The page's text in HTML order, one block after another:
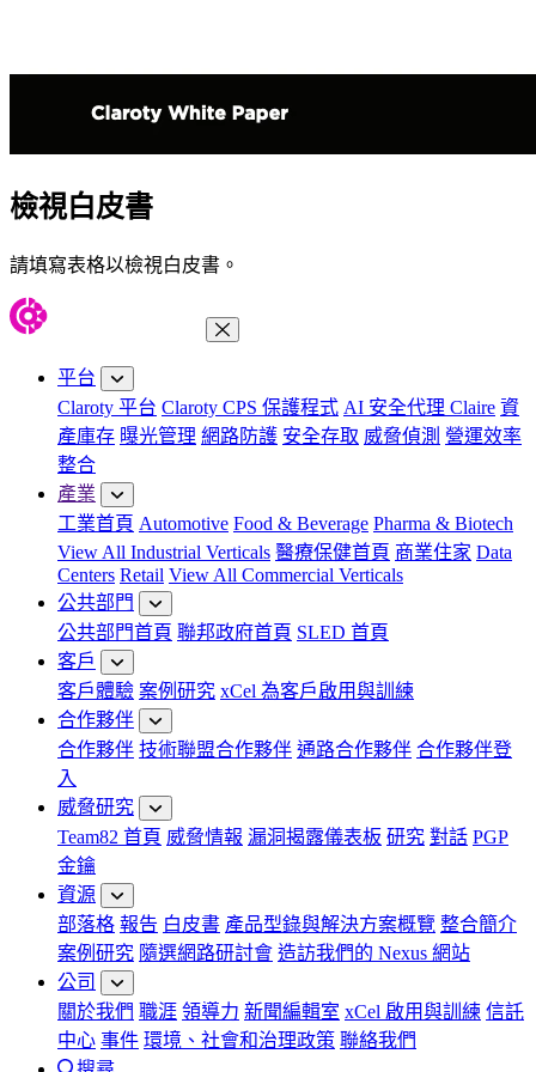
檢視白皮書
請填寫表格以檢視白皮書。
平台
Claroty 平台 Claroty CPS 保護程式 AI 安全代理 Claire 資
產庫存 曝光管理 網路防護 安全存取 威脅偵測 營運效率
整合
產業
工業首頁 Automotive Food & Beverage Pharma & Biotech
View All Industrial Verticals 醫療保健首頁 商業住家 Data
Centers Retail View All Commercial Verticals
公共部門
公共部門首頁 聯邦政府首頁 SLED 首頁
客戶
客戶體驗 案例研究 xCel 為客戶啟用與訓練
合作夥伴
合作夥伴 技術聯盟合作夥伴 通路合作夥伴 合作夥伴登
入
威脅研究
Team82 首頁 威脅情報 漏洞揭露儀表板 研究 對話 PGP
金鑰
資源
部落格 報告 白皮書 產品型錄與解決方案概覽 整合簡介
案例研究 隨選網路研討會 造訪我們的 Nexus 網站
公司
關於我們 職涯 領導力 新聞編輯室 xCel 啟用與訓練 信託
中心 事件 環境、社會和治理政策 聯絡我們